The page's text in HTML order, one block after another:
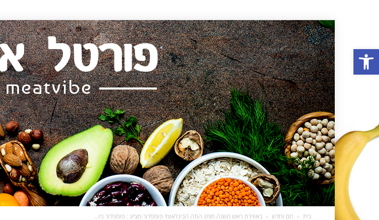
פתח סרגל נגישות
בית חם וחדש באווירת ראש השנה מותג התה הבינלאומי פומפדור מציע : פומפדור ניו...